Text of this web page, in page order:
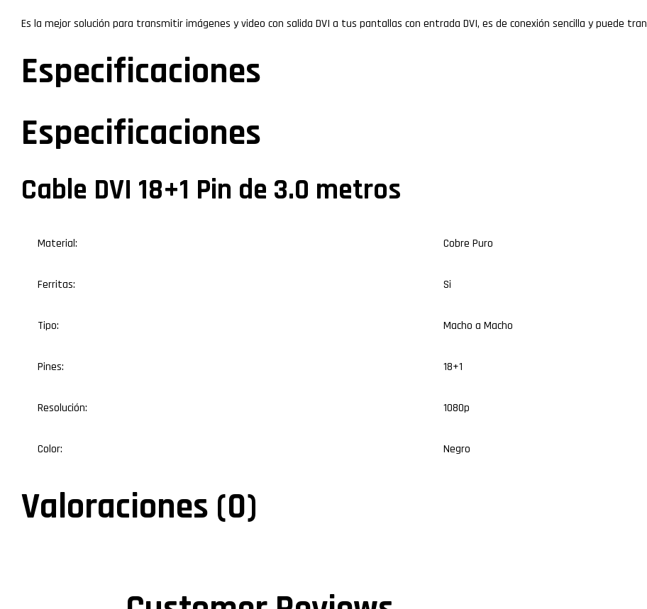
Es la mejor solución para transmitir imágenes y video con salida DVI a tus pantallas con entrada DVI, es de conexión sencilla y puede
Especificaciones
Especificaciones
Cable DVI 18+1 Pin de 3.0 metros
Material: Cobre Puro
Ferritas: Si
Tipo: Macho a Macho
Pines: 18+1
Resolución: 1080p
Color: Negro
Valoraciones (0)